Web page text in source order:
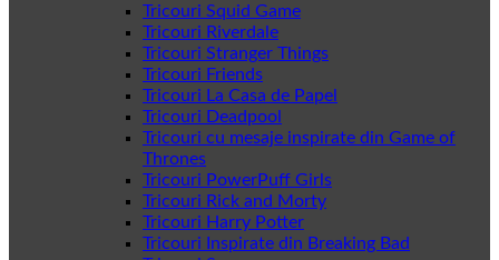
Tricouri Squid Game
Tricouri Riverdale
Tricouri Stranger Things
Tricouri Friends
Tricouri La Casa de Papel
Tricouri Deadpool
Tricouri cu mesaje inspirate din Game of
Thrones
Tricouri PowerPuff Girls
Tricouri Rick and Morty
Tricouri Harry Potter
Tricouri Inspirate din Breaking Bad